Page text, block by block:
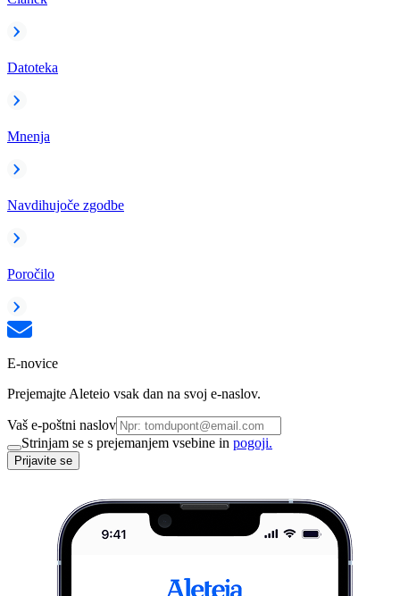
Datoteka
Mnenja
Navdihujoče zgodbe
Poročilo
E-novice
Prejemajte Aleteio vsak dan na svoj e-naslov.
Vaš e-poštni naslov
Strinjam se s prejemanjem vsebine in pogoji.
Prijavite se